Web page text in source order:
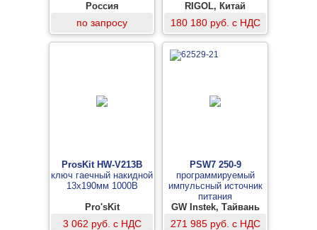
Россия
по запросу
RIGOL, Китай
180 180 руб. с НДС
ProsKit HW-V213B
ключ гаечный накидной
13х190мм 1000В
Pro'sKit
3 062 руб. с НДС
PSW7 250-9
программируемый
импульсный источник
питания
GW Instek, Тайвань
271 985 руб. с НДС